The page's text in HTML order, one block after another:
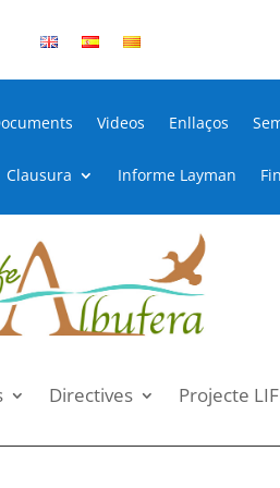
Videos Enllaços
Clausura Informe Layman
Directives Projecte